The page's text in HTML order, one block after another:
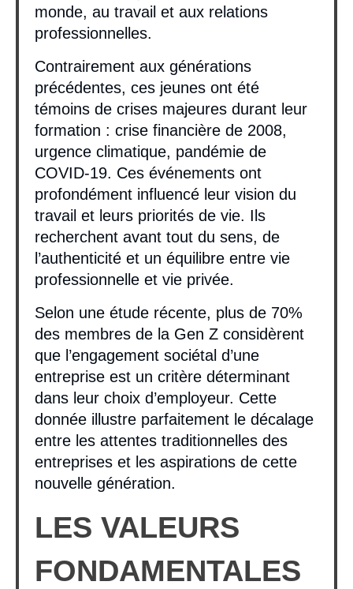
monde, au travail et aux relations
professionnelles.
Contrairement aux générations
précédentes, ces jeunes ont été
témoins de crises majeures durant leur
formation : crise financière de 2008,
urgence climatique, pandémie de
COVID-19. Ces événements ont
profondément influencé leur vision du
travail et leurs priorités de vie. Ils
recherchent avant tout du sens, de
l’authenticité et un équilibre entre vie
professionnelle et vie privée.
Selon une étude récente, plus de 70%
des membres de la Gen Z considèrent
que l’engagement sociétal d’une
entreprise est un critère déterminant
dans leur choix d’employeur. Cette
donnée illustre parfaitement le décalage
entre les attentes traditionnelles des
entreprises et les aspirations de cette
nouvelle génération.
LES VALEURS
FONDAMENTALES